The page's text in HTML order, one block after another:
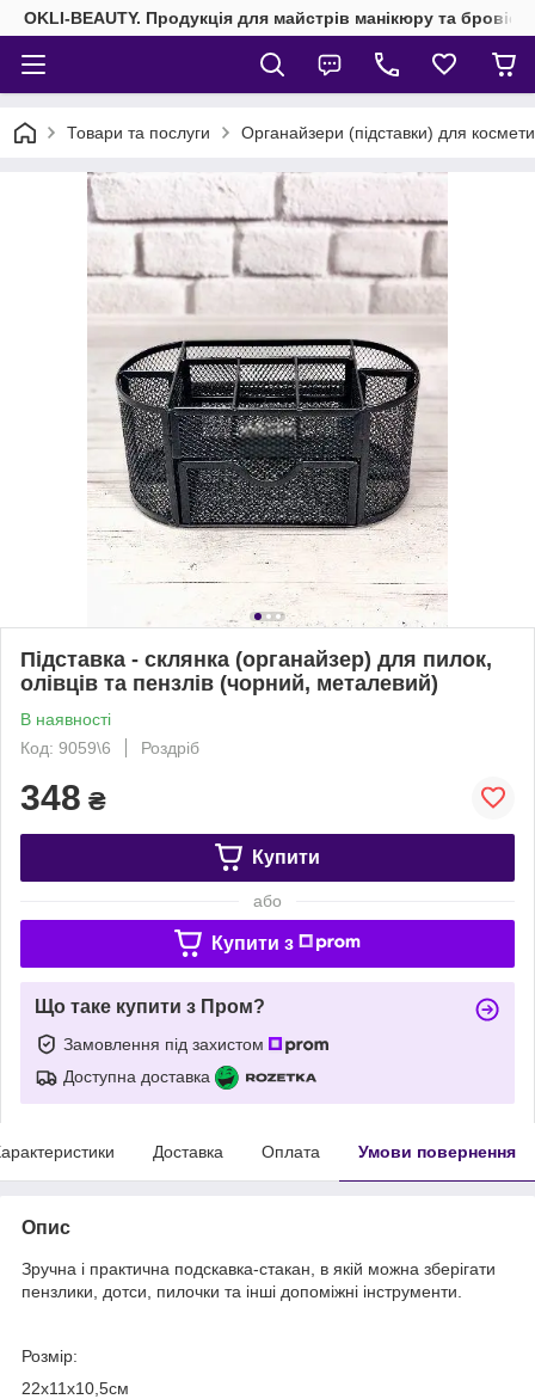
OKLI-BEAUTY. Продукція для майстрів манікюру та
Товари та послуги Органайзери (підставки) для
Підставка - склянка (органайзер) для пилок,
олівців та пензлів (чорний, металевий)
В наявності
Код: 9059\6
Роздріб
348 ₴
Купити
або
Купити з
Що таке купити з Пром?
Замовлення під захистом
Доступна доставка
Доставка Оплата Умови повернення
Опис
Зручна і практична подскавка-стакан, в якій можна зберігати
пензлики, дотси, пилочки та інші допоміжні інструменти.
Розмір:
22х11х10,5см